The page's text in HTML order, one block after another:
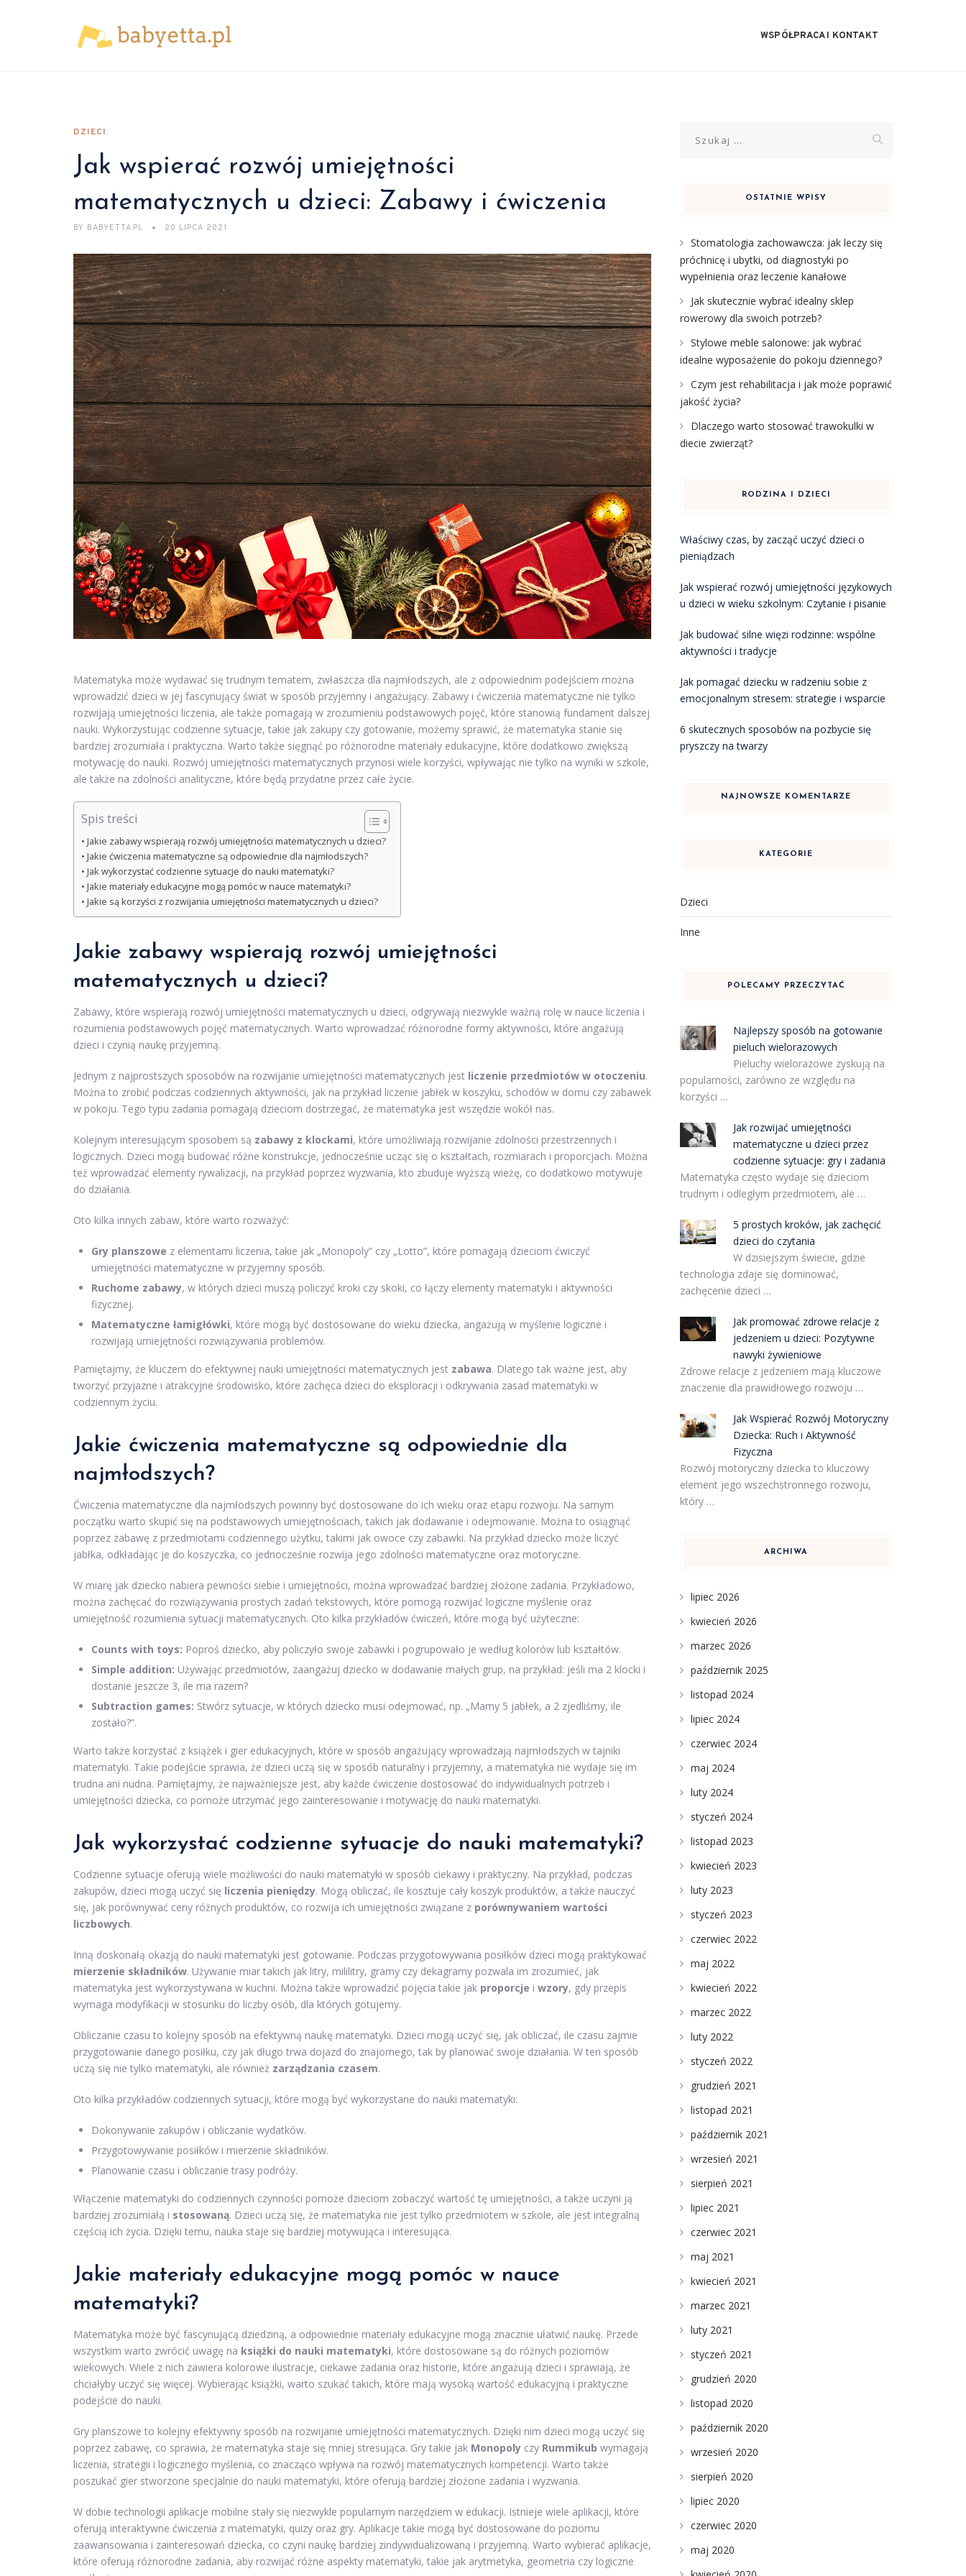
WSPÓŁPRACA I KONTAKT
DZIECI
Jak wspierać rozwój umiejętności
matematycznych u dzieci: Zabawy i ćwiczenia
BY BABYETTA.PL 20 LIPCA 2021
Matematyka może wydawać się trudnym tematem, zwłaszcza dla najmłodszych, ale z odpowiednim podejściem można
wprowadzić dzieci w jej fascynujący świat w sposób przyjemny i angażujący. Zabawy i ćwiczenia matematyczne nie tylko
rozwijają umiejętności liczenia, ale także pomagają w zrozumieniu podstawowych pojęć, które stanowią fundament dalszej
nauki. Wykorzystując codzienne sytuacje, takie jak zakupy czy gotowanie, możemy sprawić, że matematyka stanie się
bardziej zrozumiała i praktyczna. Warto także sięgnąć po różnorodne materiały edukacyjne, które dodatkowo zwiększą
motywację do nauki. Rozwój umiejętności matematycznych przynosi wiele korzyści, wpływając nie tylko na wyniki w szkole,
ale także na zdolności analityczne, które będą przydatne przez całe życie.
Spis treści
Jakie zabawy wspierają rozwój umiejętności matematycznych u dzieci?
Jakie ćwiczenia matematyczne są odpowiednie dla najmłodszych?
Jak wykorzystać codzienne sytuacje do nauki matematyki?
Jakie materiały edukacyjne mogą pomóc w nauce matematyki?
Jakie są korzyści z rozwijania umiejętności matematycznych u dzieci?
Jakie zabawy wspierają rozwój umiejętności
matematycznych u dzieci?
Zabawy, które wspierają rozwój umiejętności matematycznych u dzieci, odgrywają niezwykle ważną rolę w nauce liczenia i
rozumienia podstawowych pojęć matematycznych. Warto wprowadzać różnorodne formy aktywności, które angażują
dzieci i czynią naukę przyjemną.
Jednym z najprostszych sposobów na rozwijanie umiejętności matematycznych jest liczenie przedmiotów w otoczeniu.
Można to zrobić podczas codziennych aktywności, jak na przykład liczenie jabłek w koszyku, schodów w domu czy zabawek
w pokoju. Tego typu zadania pomagają dzieciom dostrzegać, że matematyka jest wszędzie wokół nas.
Kolejnym interesującym sposobem są zabawy z klockami, które umożliwiają rozwijanie zdolności przestrzennych i
logicznych. Dzieci mogą budować różne konstrukcje, jednocześnie ucząc się o kształtach, rozmiarach i proporcjach. Można
też wprowadzać elementy rywalizacji, na przykład poprzez wyzwania, kto zbuduje wyższą wieżę, co dodatkowo motywuje
do działania.
Oto kilka innych zabaw, które warto rozważyć:
Gry planszowe z elementami liczenia, takie jak „Monopoly” czy „Lotto”, które pomagają dzieciom ćwiczyć
umiejętności matematyczne w przyjemny sposób.
Ruchome zabawy, w których dzieci muszą policzyć kroki czy skoki, co łączy elementy matematyki i aktywności
fizycznej.
Matematyczne łamigłówki, które mogą być dostosowane do wieku dziecka, angażują w myślenie logiczne i
rozwijają umiejętności rozwiązywania problemów.
Pamiętajmy, że kluczem do efektywnej nauki umiejętności matematycznych jest zabawa. Dlatego tak ważne jest, aby
tworzyć przyjazne i atrakcyjne środowisko, które zachęca dzieci do eksploracji i odkrywania zasad matematyki w
codziennym życiu.
Jakie ćwiczenia matematyczne są odpowiednie dla
najmłodszych?
Ćwiczenia matematyczne dla najmłodszych powinny być dostosowane do ich wieku oraz etapu rozwoju. Na samym
początku warto skupić się na podstawowych umiejętnościach, takich jak dodawanie i odejmowanie. Można to osiągnąć
poprzez zabawę z przedmiotami codziennego użytku, takimi jak owoce czy zabawki. Na przykład dziecko może liczyć
jabłka, odkładając je do koszyczka, co jednocześnie rozwija jego zdolności matematyczne oraz motoryczne.
W miarę jak dziecko nabiera pewności siebie i umiejętności, można wprowadzać bardziej złożone zadania. Przykładowo,
można zachęcać do rozwiązywania prostych zadań tekstowych, które pomogą rozwijać logiczne myślenie oraz
umiejętność rozumienia sytuacji matematycznych. Oto kilka przykładów ćwiczeń, które mogą być użyteczne:
Counts with toys: Poproś dziecko, aby policzyło swoje zabawki i pogrupowało je według kolorów lub kształtów.
Simple addition: Używając przedmiotów, zaangażuj dziecko w dodawanie małych grup, na przykład: jeśli ma 2 klocki i
dostanie jeszcze 3, ile ma razem?
Subtraction games: Stwórz sytuacje, w których dziecko musi odejmować, np. „Mamy 5 jabłek, a 2 zjedliśmy, ile
zostało?”.
Warto także korzystać z książek i gier edukacyjnych, które w sposób angażujący wprowadzają najmłodszych w tajniki
matematyki. Takie podejście sprawia, że dzieci uczą się w sposób naturalny i przyjemny, a matematyka nie wydaje się im
trudna ani nudna. Pamiętajmy, że najważniejsze jest, aby każde ćwiczenie dostosować do indywidualnych potrzeb i
umiejętności dziecka, co pomoże utrzymać jego zainteresowanie i motywację do nauki matematyki.
Jak wykorzystać codzienne sytuacje do nauki matematyki?
Codzienne sytuacje oferują wiele możliwości do nauki matematyki w sposób ciekawy i praktyczny. Na przykład, podczas
zakupów, dzieci mogą uczyć się liczenia pieniędzy. Mogą obliczać, ile kosztuje cały koszyk produktów, a także nauczyć
się, jak porównywać ceny różnych produktów, co rozwija ich umiejętności związane z porównywaniem wartości
liczbowych.
Inną doskonałą okazją do nauki matematyki jest gotowanie. Podczas przygotowywania posiłków dzieci mogą praktykować
mierzenie składników. Używanie miar takich jak litry, mililitry, gramy czy dekagramy pozwala im zrozumieć, jak
matematyka jest wykorzystywana w kuchni. Można także wprowadzić pojęcia takie jak proporcje i wzory, gdy przepis
wymaga modyfikacji w stosunku do liczby osób, dla których gotujemy.
Obliczanie czasu to kolejny sposób na efektywną naukę matematyki. Dzieci mogą uczyć się, jak obliczać, ile czasu zajmie
przygotowanie danego posiłku, czy jak długo trwa dojazd do znajomego, tak by planować swoje działania. W ten sposób
uczą się nie tylko matematyki, ale również zarządzania czasem.
Oto kilka przykładów codziennych sytuacji, które mogą być wykorzystane do nauki matematyki:
Dokonywanie zakupów i obliczanie wydatków.
Przygotowywanie posiłków i mierzenie składników.
Planowanie czasu i obliczanie trasy podróży.
Włączenie matematyki do codziennych czynności pomoże dzieciom zobaczyć wartość tę umiejętności, a także uczyni ją
bardziej zrozumiałą i stosowaną. Dzieci uczą się, że matematyka nie jest tylko przedmiotem w szkole, ale jest integralną
częścią ich życia. Dzięki temu, nauka staje się bardziej motywująca i interesująca.
Jakie materiały edukacyjne mogą pomóc w nauce
matematyki?
Matematyka może być fascynującą dziedziną, a odpowiednie materiały edukacyjne mogą znacznie ułatwić naukę. Przede
wszystkim warto zwrócić uwagę na książki do nauki matematyki, które dostosowane są do różnych poziomów
wiekowych. Wiele z nich zawiera kolorowe ilustracje, ciekawe zadania oraz historie, które angażują dzieci i sprawiają, że
chciałyby uczyć się więcej. Wybierając książki, warto szukać takich, które mają wysoką wartość edukacyjną i praktyczne
podejście do nauki.
Gry planszowe to kolejny efektywny sposób na rozwijanie umiejętności matematycznych. Dzięki nim dzieci mogą uczyć się
poprzez zabawę, co sprawia, że matematyka staje się mniej stresująca. Gry takie jak Monopoly czy Rummikub wymagają
liczenia, strategii i logicznego myślenia, co znacząco wpływa na rozwój matematycznych kompetencji. Warto także
poszukać gier stworzone specjalnie do nauki matematyki, które oferują bardziej złożone zadania i wyzwania.
W dobie technologii aplikacje mobilne stały się niezwykle popularnym narzędziem w edukacji. Istnieje wiele aplikacji, które
oferują interaktywne ćwiczenia z matematyki, quizy oraz gry. Aplikacje takie mogą być dostosowane do poziomu
zaawansowania i zainteresowań dziecka, co czyni naukę bardziej zindywidualizowaną i przyjemną. Warto wybierać aplikacje,
które oferują różnorodne zadania, aby rozwijać różne aspekty matematyki, takie jak arytmetyka, geometria czy logiczne
OSTATNIE WPISY
Stomatologia zachowawcza: jak leczy się
próchnicę i ubytki, od diagnostyki po
wypełnienia oraz leczenie kanałowe
Jak skutecznie wybrać idealny sklep
rowerowy dla swoich potrzeb?
Stylowe meble salonowe: jak wybrać
idealne wyposażenie do pokoju dziennego?
Czym jest rehabilitacja i jak może poprawić
jakość życia?
Dlaczego warto stosować trawokulki w
diecie zwierząt?
RODZINA I DZIECI
Właściwy czas, by zacząć uczyć dzieci o
pieniądzach
Jak wspierać rozwój umiejętności językowych
u dzieci w wieku szkolnym: Czytanie i pisanie
Jak budować silne więzi rodzinne: wspólne
aktywności i tradycje
Jak pomagać dziecku w radzeniu sobie z
emocjonalnym stresem: strategie i wsparcie
6 skutecznych sposobów na pozbycie się
pryszczy na twarzy
NAJNOWSZE KOMENTARZE
KATEGORIE
Dzieci
Inne
POLECAMY PRZECZYTAĆ
Najlepszy sposób na gotowanie
pieluch wielorazowych
Pieluchy wielorazowe zyskują na
popularności, zarówno ze względu na
korzyści …
Jak rozwijać umiejętności
matematyczne u dzieci przez
codzienne sytuacje: gry i zadania
Matematyka często wydaje się dzieciom
trudnym i odległym przedmiotem, ale …
5 prostych kroków, jak zachęcić
dzieci do czytania
W dzisiejszym świecie, gdzie
technologia zdaje się dominować,
zachęcenie dzieci …
Jak promować zdrowe relacje z
jedzeniem u dzieci: Pozytywne
nawyki żywieniowe
Zdrowe relacje z jedzeniem mają kluczowe
znaczenie dla prawidłowego rozwoju …
Jak Wspierać Rozwój Motoryczny
Dziecka: Ruch i Aktywność
Fizyczna
Rozwój motoryczny dziecka to kluczowy
element jego wszechstronnego rozwoju,
który …
ARCHIWA
lipiec 2026
kwiecień 2026
marzec 2026
październik 2025
listopad 2024
lipiec 2024
czerwiec 2024
maj 2024
luty 2024
styczeń 2024
listopad 2023
kwiecień 2023
luty 2023
styczeń 2023
czerwiec 2022
maj 2022
kwiecień 2022
marzec 2022
luty 2022
styczeń 2022
grudzień 2021
listopad 2021
październik 2021
wrzesień 2021
sierpień 2021
lipiec 2021
czerwiec 2021
maj 2021
kwiecień 2021
marzec 2021
luty 2021
styczeń 2021
grudzień 2020
listopad 2020
październik 2020
wrzesień 2020
sierpień 2020
lipiec 2020
czerwiec 2020
maj 2020